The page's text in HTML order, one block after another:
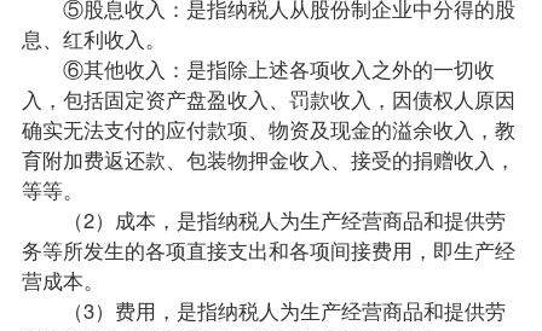
⑤股息收入：是指纳税人从股份制企业中分得的股
息、红利收入。
⑥其他收入：是指除上述各项收入之外的一切收
入，包括固定资产盘盈收入、罚款收入，因债权人原因
确实无法支付的应付款项、物资及现金的溢余收入，教
育附加费返还款、包装物押金收入、接受的捐赠收入，
等等。
（2）成本，是指纳税人为生产经营商品和提供劳
务等所发生的各项直接支出和各项间接费用，即生产经
营成本。
（3）费用，是指纳税人为生产经营商品和提供劳